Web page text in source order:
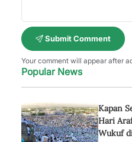
Submit Comment
Your comment will appear after
Popular News
Kapan
Hari
Wukuf